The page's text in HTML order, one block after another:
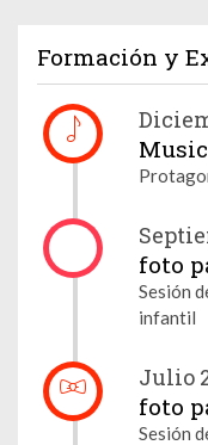
Formación y
foto
Sesión
infantil
Julio
foto
Sesión